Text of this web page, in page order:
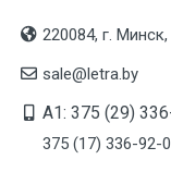
220084, г.
sale@letra.by
A1: 375 (29)
375 (17) 336-92-